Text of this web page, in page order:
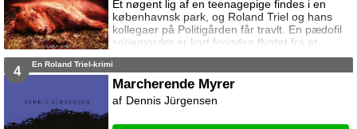
Et nøgent lig af en teenagepige findes i en
københavnsk park, og Roland Triel og hans
kollegaer på Politigården får travlt. En pædofil
seriemorder er kort forinden flygtet fra et
topsikret psykiatrisk hospital, så forbindelsen
gådefulde sår på liget, som sammen med
fundet af en klo antyder, at pigen kan være
blevet dræbt af et rovdyr. På Bøgeholm
4 En Roland Triel-krimi
Marcherende Myrer
Dennis Jürgensen